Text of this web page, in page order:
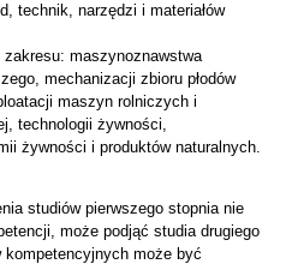
technik, narzędzi i materiałów
maszynoznawstwa
mechanizacji zbioru płodów
maszyn rolniczych i
technologii żywności,
żywności i produktów naturalnych.
studiów pierwszego stopnia nie
może podjąć studia drugiego
kompetencyjnych może być